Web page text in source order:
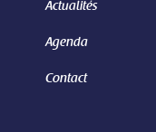
Actualités
Agenda
Contact